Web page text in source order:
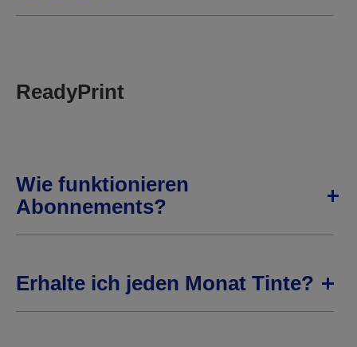
ReadyPrint
Wie funktionieren
Abonnements?
Erhalte ich jeden Monat Tinte?